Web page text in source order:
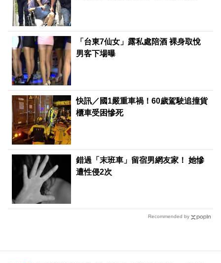
「台東7仙女」露私處陪酒 裸身取悅
男客下場曝
快訊／國1嚴重車禍！60歲駕駛追撞貨
櫃車受困慘死
錯過「末班車」留宿男網友家！ 她慘
遭性侵2次
Recommended by